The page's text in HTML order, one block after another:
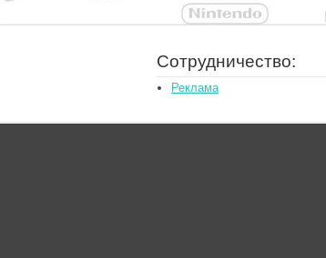
Сотрудничество:
Реклама